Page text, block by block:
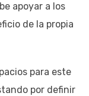
apoyar a los
de la propia
para este
por definir